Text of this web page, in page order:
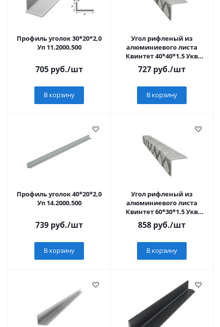
Профиль уголок 30*20*2,0
Уп 11.2000.500
705 руб./шт
В корзину
Угол рифленый из
алюминиевого листа
Квинтет 40*40*1.5 Укв
04.1000.500
727 руб./шт
В корзину
Профиль уголок 40*20*2,0
Уп 14.2000.500
739 руб./шт
В корзину
Угол рифленый из
алюминиевого листа
Квинтет 60*30*1.5 Укв
02.1000.500
858 руб./шт
В корзину